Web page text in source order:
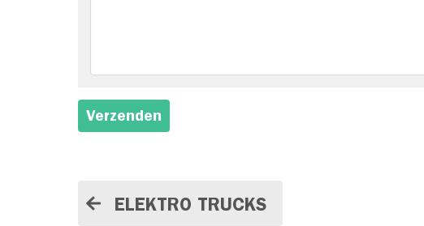
Verzenden
ELEKTRO TRUCKS